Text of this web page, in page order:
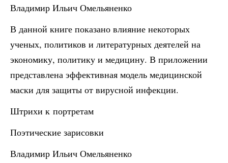
Владимир Ильич Омельяненко
В данной книге показано влияние некоторых
ученых, политиков и литературных деятелей на
экономику, политику и медицину. В приложении
представлена эффективная модель медицинской
маски для защиты от вирусной инфекции.
Штрихи к портретам
Поэтические зарисовки
Владимир Ильич Омельяненко